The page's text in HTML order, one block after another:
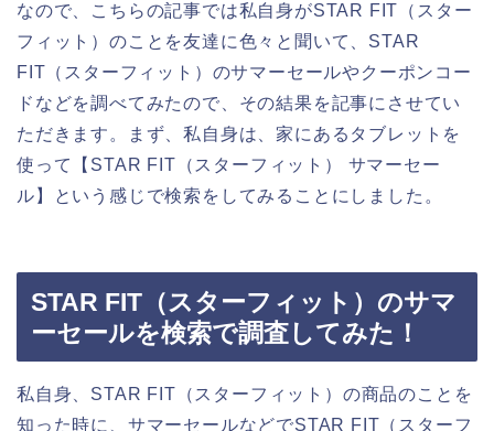
なので、こちらの記事では私自身がSTAR FIT（スター
フィット）のことを友達に色々と聞いて、STAR
FIT（スターフィット）のサマーセールやクーポンコー
ドなどを調べてみたので、その結果を記事にさせてい
ただきます。まず、私自身は、家にあるタブレットを
使って【STAR FIT（スターフィット） サマーセー
ル】という感じで検索をしてみることにしました。
STAR FIT（スターフィット）のサマ
ーセールを検索で調査してみた！
私自身、STAR FIT（スターフィット）の商品のことを
知った時に、サマーセールなどでSTAR FIT（スターフ